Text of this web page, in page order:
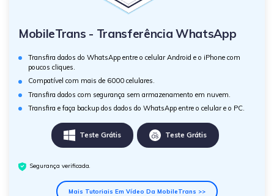
MobileTrans - Transferência WhatsApp
Transfira dados do WhatsApp entre o celular Android e o iPhone com
poucos cliques.
Compatível com mais de 6000 celulares.
Transfira dados com segurança sem armazenamento em nuvem.
Transfira e faça backup dos dados do WhatsApp entre o celular e o PC.
Teste Grátis Teste Grátis
Segurança verificada.
Mais Tutoriais Em Vídeo Da MobileTrans >>